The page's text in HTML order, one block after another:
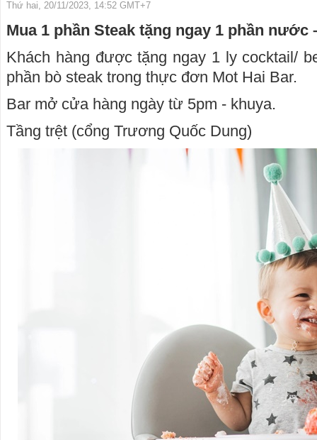
Thứ hai, 20/11/2023, 14:52 GMT+7
Mua 1 phần Steak tặng ngay 1 phần nước
Khách hàng được tặng ngay 1 ly cocktail/
phần bò steak trong thực đơn Mot Hai Bar.
Bar mở cửa hàng ngày từ 5pm - khuya.
Tầng trệt (cổng Trương Quốc Dung)